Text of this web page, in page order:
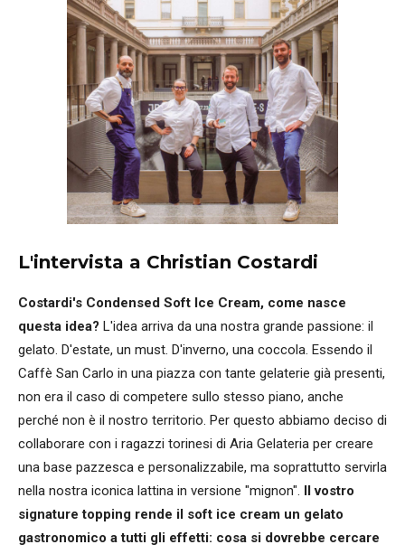
L'intervista a Christian Costardi
Costardi's Condensed Soft Ice Cream, come nasce
questa idea? L'idea arriva da una nostra grande passione: il
gelato. D'estate, un must. D'inverno, una coccola. Essendo il
Caffè San Carlo in una piazza con tante gelaterie già presenti,
non era il caso di competere sullo stesso piano, anche
perché non è il nostro territorio. Per questo abbiamo deciso di
collaborare con i ragazzi torinesi di Aria Gelateria per creare
una base pazzesca e personalizzabile, ma soprattutto servirla
nella nostra iconica lattina in versione "mignon". Il vostro
signature topping rende il soft ice cream un gelato
gastronomico a tutti gli effetti: cosa si dovrebbe cercare